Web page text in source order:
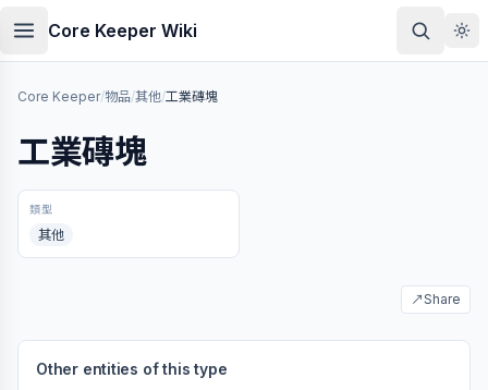
Core Keeper Wiki
Core Keeper/物品/其他/工業磚塊
工業磚塊
類型
其他
↗Share
Other entities of this type